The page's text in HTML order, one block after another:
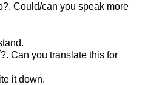
Could/can you speak more
Can you translate this for
it down.